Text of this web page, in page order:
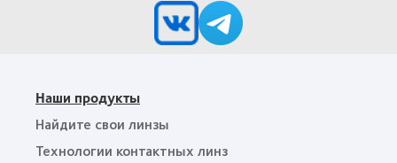
MyDay™
(2013)
Creative
Наши продукты
Найдите свои линзы
Технологии контактных линз